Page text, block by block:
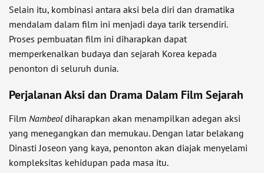
Selain itu, kombinasi antara aksi bela diri dan dramatika
mendalam dalam film ini menjadi daya tarik tersendiri.
Proses pembuatan film ini diharapkan dapat
memperkenalkan budaya dan sejarah Korea kepada
penonton di seluruh dunia.
Perjalanan Aksi dan Drama Dalam Film Sejarah
Film Nambeol diharapkan akan menampilkan adegan aksi
yang menegangkan dan memukau. Dengan latar belakang
Dinasti Joseon yang kaya, penonton akan diajak menyelami
kompleksitas kehidupan pada masa itu.